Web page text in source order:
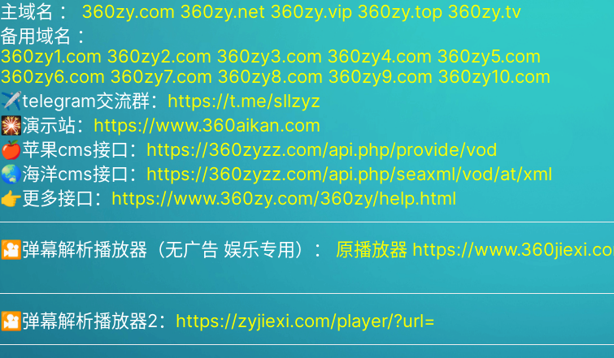
主域名 ： 360zy.com 360zy.net 360zy.vip 360zy.top 360zy.tv
备用域名 ：
360zy1.com 360zy2.com 360zy3.com 360zy4.com 360zy5.com
360zy6.com 360zy7.com 360zy8.com 360zy9.com 360zy10.com
✈telegram交流群： https://t.me/sllzyz
🎇演示站： https://www.360aikan.com
🍎苹果cms接口： https://360zyzz.com/api.php/provide/vod
🌏海洋cms接口： https://360zyzz.com/api.php/seaxml/vod/at/xml
👉更多接口： https://www.360zy.com/360zy/help.html
🎦弹幕解析播放器（无广告 娱乐专用）： 原播放器 https://
🎦弹幕解析播放器2： https://zyjiexi.com/player/?url=